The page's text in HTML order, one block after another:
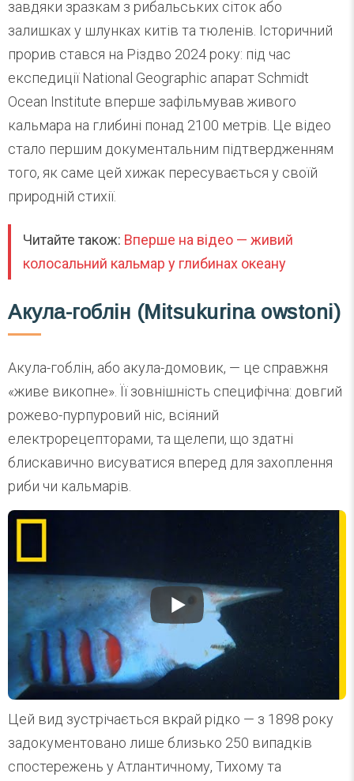
завдяки зразкам з рибальських сіток або
залишках у шлунках китів та тюленів. Історичний
прорив стався на Різдво 2024 року: під час
експедиції National Geographic апарат Schmidt
Ocean Institute вперше зафільмував живого
кальмара на глибині понад 2100 метрів. Це відео
стало першим документальним підтвердженням
того, як саме цей хижак пересувається у своїй
природній стихії.
Читайте також: Вперше на відео — живий
колосальний кальмар у глибинах океану
Акула-гоблін (Mitsukurina owstoni)
Акула-гоблін, або акула-домовик, — це справжня
«живе викопне». Її зовнішність специфічна: довгий
рожево-пурпуровий ніс, всіяний
електрорецепторами, та щелепи, що здатні
блискавично висуватися вперед для захоплення
риби чи кальмарів.
Цей вид зустрічається вкрай рідко — з 1898 року
задокументовано лише близько 250 випадків
спостережень у Атлантичному, Тихому та